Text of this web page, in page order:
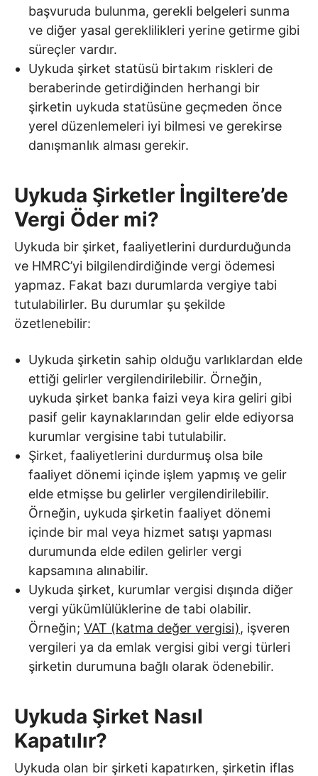
başvuruda bulunma, gerekli belgeleri sunma
ve diğer yasal gereklilikleri yerine getirme gibi
süreçler vardır.
Uykuda şirket statüsü birtakım riskleri de
beraberinde getirdiğinden herhangi bir
şirketin uykuda statüsüne geçmeden önce
yerel düzenlemeleri iyi bilmesi ve gerekirse
danışmanlık alması gerekir.
Uykuda Şirketler İngiltere’de
Vergi Öder mi?
Uykuda bir şirket, faaliyetlerini durdurduğunda
ve HMRC’yi bilgilendirdiğinde vergi ödemesi
yapmaz. Fakat bazı durumlarda vergiye tabi
tutulabilirler. Bu durumlar şu şekilde
özetlenebilir:
Uykuda şirketin sahip olduğu varlıklardan elde
ettiği gelirler vergilendirilebilir. Örneğin,
uykuda şirket banka faizi veya kira geliri gibi
pasif gelir kaynaklarından gelir elde ediyorsa
kurumlar vergisine tabi tutulabilir.
Şirket, faaliyetlerini durdurmuş olsa bile
faaliyet dönemi içinde işlem yapmış ve gelir
elde etmişse bu gelirler vergilendirilebilir.
Örneğin, uykuda şirketin faaliyet dönemi
içinde bir mal veya hizmet satışı yapması
durumunda elde edilen gelirler vergi
kapsamına alınabilir.
Uykuda şirket, kurumlar vergisi dışında diğer
vergi yükümlülüklerine de tabi olabilir.
Örneğin; VAT (katma değer vergisi), işveren
vergileri ya da emlak vergisi gibi vergi türleri
şirketin durumuna bağlı olarak ödenebilir.
Uykuda Şirket Nasıl
Kapatılır?
Uykuda olan bir şirketi kapatırken, şirketin iflas